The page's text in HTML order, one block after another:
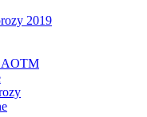
2019
AOTM